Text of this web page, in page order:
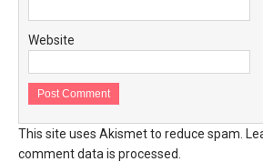
Website
This site uses Akismet to reduce spam.
comment data is processed.